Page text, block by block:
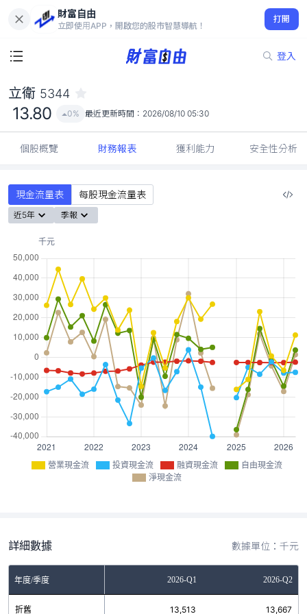
財富自由
立即使用APP，開啟您的股市智慧導航！
打開
登入
13.80
0%
立衛 5344
13.80 0% 最近更新時間： 2026/08/10 05:30
個股概覽 財務報表 獲利能力 安全性分析
現金流量表 每股現金流量表
近5年 季報
營業現金流 投資現金流 融資現金流
自由現金流
淨現金流
詳細數據 數據單位：千元
年度/季度 2026-Q1 2026-Q2
折舊 13,513 13,667